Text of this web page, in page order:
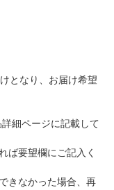
となり、お届け希望
細ページに記載して
ば要望欄にご記入く
きなかった場合、再